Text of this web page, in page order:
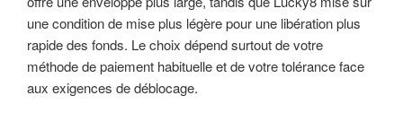
une condition de mise plus légère pour une libération plus
rapide des fonds. Le choix dépend surtout de votre
méthode de paiement habituelle et de votre tolérance face
aux exigences de déblocage.